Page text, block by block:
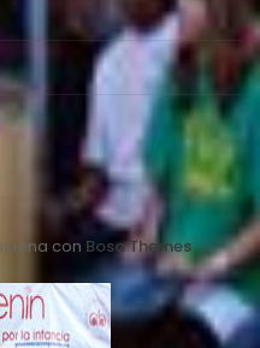
con Bosa Themes